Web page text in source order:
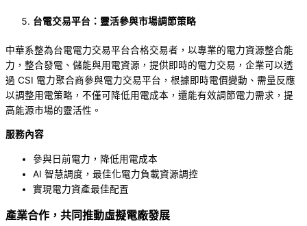
台電交易平台：靈活參與市場調節策略
中華系整為台電電力交易平台合格交易者，以專業的電力資源整合能
力，整合發電、儲能與用電資源，提供即時的電力交易，企業可以透
過 CSI 電力聚合商參與電力交易平台，根據即時電價變動、需量反應
以調整用電策略，不僅可降低用電成本，還能有效調節電力需求，提
高能源市場的靈活性。
服務內容
參與日前電力，降低用電成本
AI 智慧調度，最佳化電力負載資源調控
實現電力資產最佳配置
產業合作，共同推動虛擬電廠發展